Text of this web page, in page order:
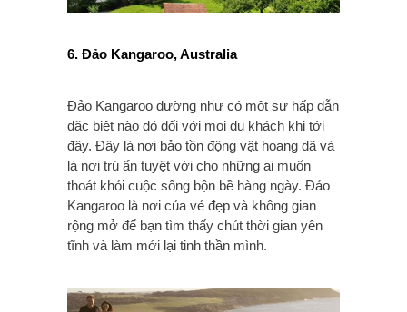
6. Đảo Kangaroo, Australia
Đảo Kangaroo dường như có một sự hấp dẫn
đặc biệt nào đó đối với mọi du khách khi tới
đây. Đây là nơi bảo tồn động vật hoang dã và
là nơi trú ẩn tuyệt vời cho những ai muốn
thoát khỏi cuộc sống bộn bề hàng ngày. Đảo
Kangaroo là nơi của vẻ đẹp và không gian
rộng mở để bạn tìm thấy chút thời gian yên
tĩnh và làm mới lại tinh thần mình.